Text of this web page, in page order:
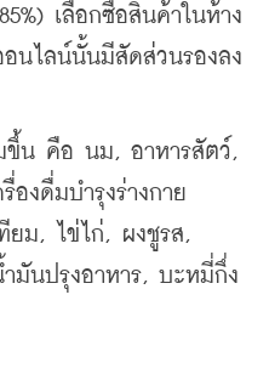
เลือกซื้อสินค้าในห้าง
นไลน์นั้นมีสัดส่วนรองลง
คือ นม, อาหารสัตว์,
งดื่มบำรุงร่างกาย
ยม, ไข่ไก่, ผงชูรส,
มันปรุงอาหาร, บะหมี่กึ่ง